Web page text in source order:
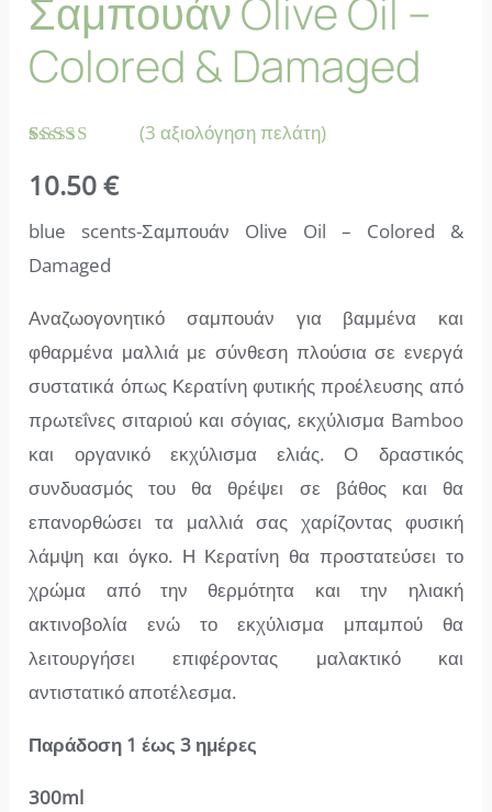
Σαμπουάν Olive Oil –
Colored & Damaged
με5.00
από 5 με
βαθμολογία
πελάτη
(3 αξιολόγηση πελάτη)
10.50€
blue scents-Σαμπουάν Olive Oil – Colored &
Damaged
Αναζωογονητικό σαμπουάν για βαμμένα και
φθαρμένα μαλλιά με σύνθεση πλούσια σε ενεργά
συστατικά όπως Κερατίνη φυτικής προέλευσης από
πρωτεΐνες σιταριού και σόγιας, εκχύλισμα Bamboo
και οργανικό εκχύλισμα ελιάς. Ο δραστικός
συνδυασμός του θα θρέψει σε βάθος και θα
επανορθώσει τα μαλλιά σας χαρίζοντας φυσική
λάμψη και όγκο. Η Κερατίνη θα προστατεύσει το
χρώμα από την θερμότητα και την ηλιακή
ακτινοβολία ενώ το εκχύλισμα μπαμπού θα
λειτουργήσει επιφέροντας μαλακτικό και
αντιστατικό αποτέλεσμα.
Παράδoση 1 έως 3 ημέρες
300ml